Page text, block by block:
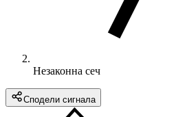
Незаконна сеч
Сподели сигнала